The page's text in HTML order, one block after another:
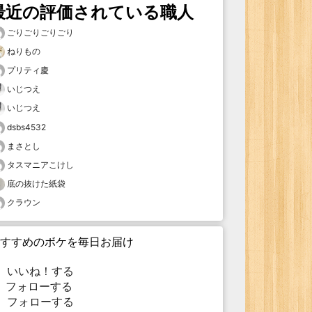
近の評価されている職人
ごりごりごりごり
ねりもの
プリティ慶
いじつえ
いじつえ
dsbs4532
まさとし
タスマニアこけし
底の抜けた紙袋
クラウン
すめのボケを毎日お届け
いいね！する
ォローする
フォローする